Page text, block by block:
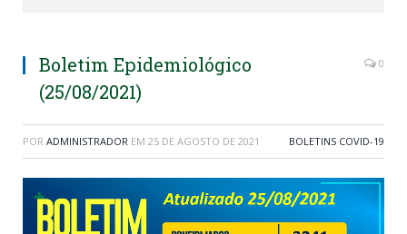
Boletim Epidemiológico
(25/08/2021)
0
POR ADMINISTRADOR EM 25 DE AGOSTO DE 2021 BOLETINS COVID-19